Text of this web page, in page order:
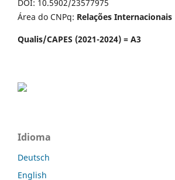
DOI: 10.5902/23577975
Área do CNPq: Relações Internacionais
Qualis/CAPES (2021-2024) = A3
Idioma
Deutsch
English